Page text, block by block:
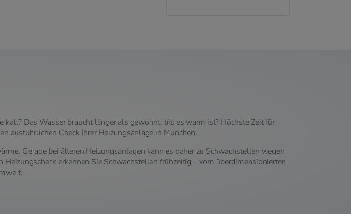
Das Wasser braucht länger als gewohnt, bis es warm ist? Höchste Zeit für
ausführlichen Check Ihrer Heizungsanlage in München.
Gerade bei älteren Heizungsanlagen kann es daher zu Schwachstellen wegen
erkennen Sie Schwachstellen frühzeitig – vom überdimensionierten